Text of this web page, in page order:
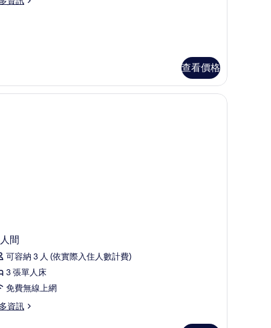
查看價格
間
可容納 3 人 (依實際入住人數計費)
3 張單人床
免費無線上網
資訊